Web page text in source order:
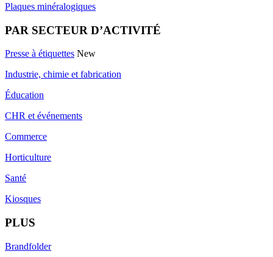
Plaques minéralogiques
PAR SECTEUR D’ACTIVITÉ
Presse à étiquettes New
Industrie, chimie et fabrication
Éducation
CHR et événements
Commerce
Horticulture
Santé
Kiosques
PLUS
Brandfolder